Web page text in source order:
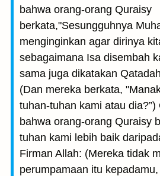
bahwa orang-orang Quraisy
berkata,"Sesungguhnya
menginginkan agar dirinya
sebagaimana Isa disembah
sama juga dikatakan
(Dan mereka berkata,
tuhan-tuhan kami atau
bahwa orang-orang Quraisy
tuhan kami lebih baik
Firman Allah: (Mereka tidak
perumpamaan itu